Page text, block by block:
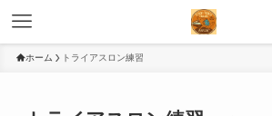
ホーム トライアスロン練習